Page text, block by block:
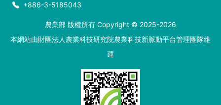
+886-3-5185043
農業部 版權所有 Copyright © 2025-2026
本網站由財團法人農業科技研究院農業科技新脈動平台管理團隊維
運